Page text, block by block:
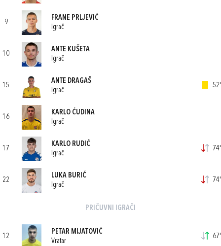
9
FRANE PRLJEVIĆ
Igrač
10
ANTE KUŠETA
Igrač
15
ANTE DRAGAŠ
Igrač
52'
16
KARLO ĆUDINA
Igrač
17
KARLO RUDIĆ
Igrač
74'
22
LUKA BURIĆ
Igrač
74'
PRIČUVNI IGRAČI
12
PETAR MIJATOVIĆ
Vratar
67'